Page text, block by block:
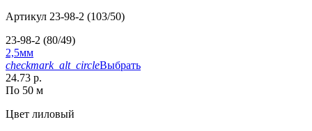
Артикул 23-98-2 (103/50)
23-98-2 (80/49)
2,5мм
checkmark_alt_circleВыбрать
24.73 р.
По 50 м
Цвет лиловый